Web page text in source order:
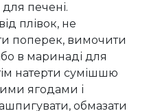
печені.
плівок, не
поперек, вимочити
в маринаді для
натерти сумішшю
ягодами і
обмазати